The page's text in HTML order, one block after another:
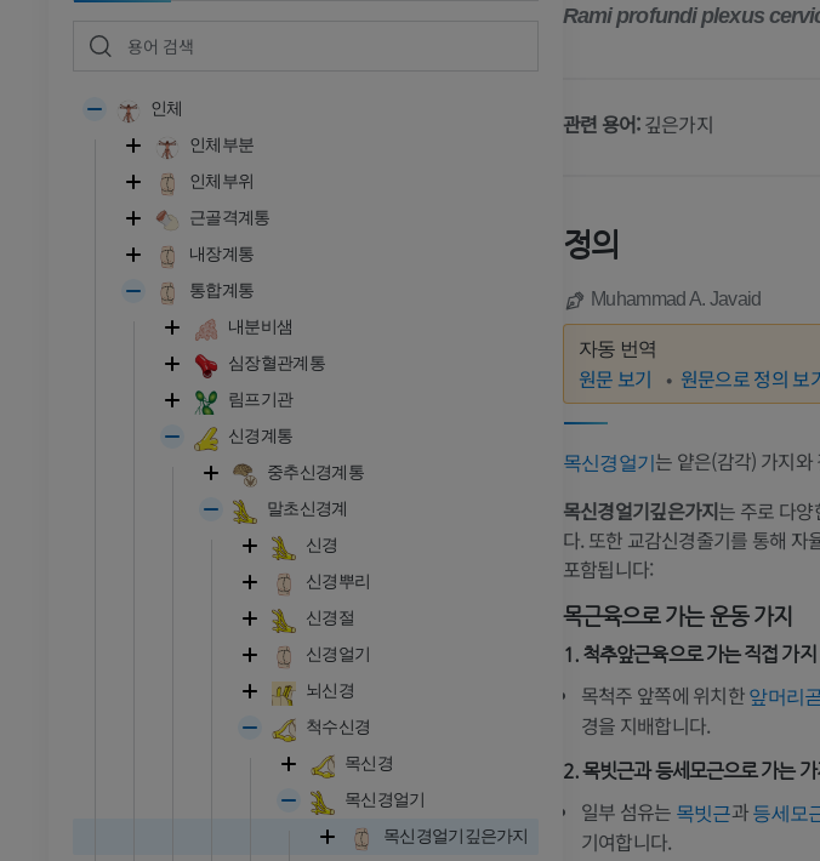
인체
인체부분
인체부위
근골격계통
내장계통
통합계통
내분비샘
심장혈관계통
림프기관
신경계통
중추신경계통
말초신경계
신경
신경뿌리
신경절
신경얼기
뇌신경
척수신경
목신경
목신경얼기
목신경얼기깊은가지
Rami profundi plexus
관련 용어:깊은가지
정의
Muhammad A. Javaid
자동 번역
원문 보기 원문으로 정의 보
목신경얼기는 얕은(감각) 가지
목신경얼기깊은가지는 주로 다
다. 또한 교감신경줄기를 통해
포함됩니다:
목근육으로 가는 운동 가지
1. 척추앞근육으로 가는 직접 가지
목척주 앞쪽에 위치한앞머리
경을 지배합니다.
2. 목빗근과 등세모근으로 가는
일부 섬유는 목빗근과등세모
기여합니다.
발목 - 발
발목 MRI
MRI
프리미엄
MRI
프리미엄